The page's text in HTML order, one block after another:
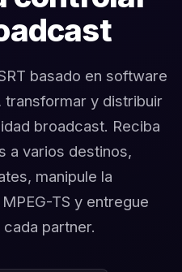
basado en software
transformar y distribuir
broadcast. Reciba
a varios destinos,
manipule la
TS y entregue
partner.